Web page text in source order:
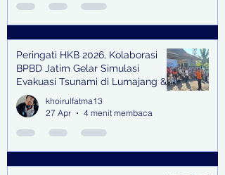
Peringati HKB 2026, Kolaborasi
BPBD Jatim Gelar Simulasi
Evakuasi Tsunami di Lumajang &
Trenggalek
khoirulfatma13
27 Apr
4 menit membaca